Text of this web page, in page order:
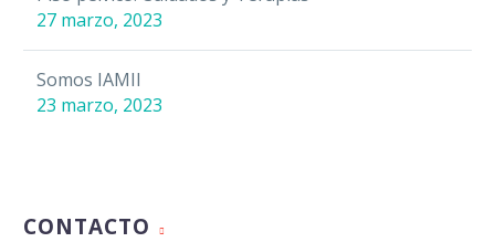
27 marzo, 2023
Somos IAMII
23 marzo, 2023
CONTACTO